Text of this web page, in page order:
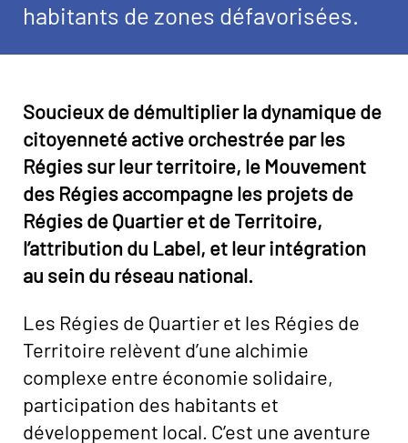
habitants de zones défavorisées.
Soucieux de démultiplier la dynamique de
citoyenneté active orchestrée par les
Régies sur leur territoire, le Mouvement
des Régies accompagne les projets de
Régies de Quartier et de Territoire,
l’attribution du Label, et leur intégration
au sein du réseau national.
Les Régies de Quartier et les Régies de
Territoire relèvent d’une alchimie
complexe entre économie solidaire,
participation des habitants et
développement local. C’est une aventure